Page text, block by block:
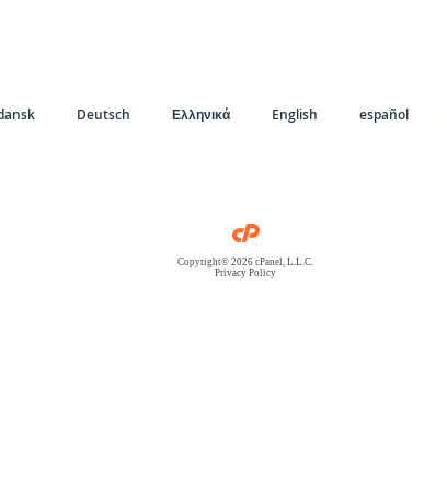
Deutsch Ελληνικά English español
Copyright© 2026 cPanel, L.L.C.
Privacy Policy